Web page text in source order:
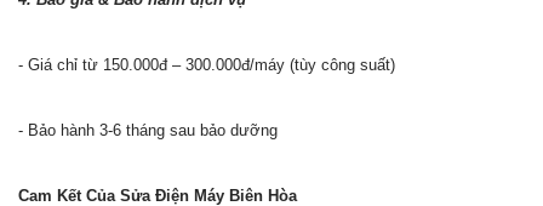
- Giá chỉ từ 150.000đ – 300.000đ/máy (tùy công suất)
- Bảo hành 3-6 tháng sau bảo dưỡng
Cam Kết Của Sửa Điện Máy Biên Hòa